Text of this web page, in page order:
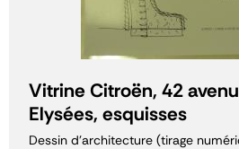
Vitrine Citroën, 42
Elysées, esquisses
Dessin d'architecture (tirage